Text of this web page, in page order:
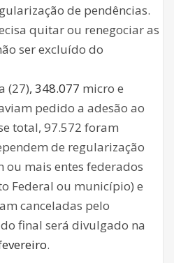
de pendências.
quitar ou renegociar as
ser excluído do
(27), 348.077 micro e
pedido a adesão ao
total, 97.572 foram
de regularização
ou mais entes federados
Federal ou município) e
canceladas pelo
final será divulgado na
.